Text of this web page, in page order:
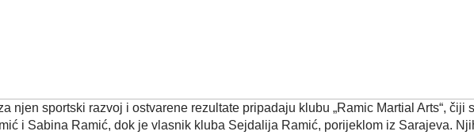
njen sportski razvoj i ostvarene rezultate pripadaju klubu „Ramic Martial Arts“, čiji
i Sabina Ramić, dok je vlasnik kluba Sejdalija Ramić, porijeklom iz Sarajeva.